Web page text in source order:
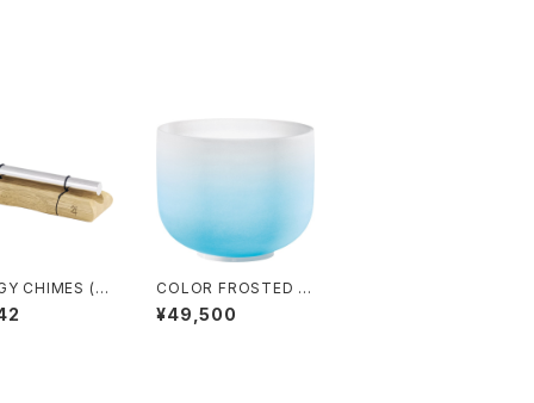
CHIMES (エ
ャイム) JUPIT
)
COLOR FROSTED C
RYSTAL SINGING B
OWLS (クリスタル・シ
¥49,500